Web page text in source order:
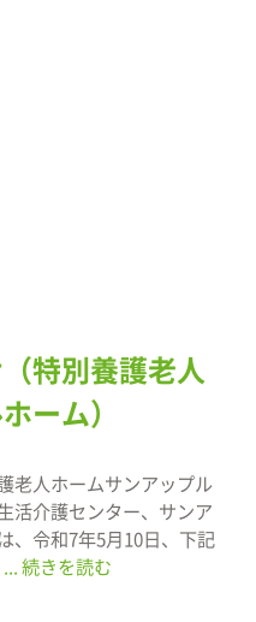
特別養護老人
ーム）
老人ホームサンアップル
活介護センター、サンア
、令和7年5月10日、下記
... 続きを読む